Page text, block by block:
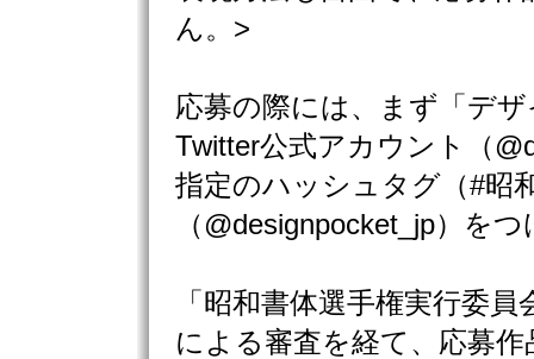
ん。>
応募の際には、まず「デ
Twitter公式アカウント（
指定のハッシュタグ（#昭
（@designpocket_jp）を
「昭和書体選手権実行委員
による審査を経て、応募